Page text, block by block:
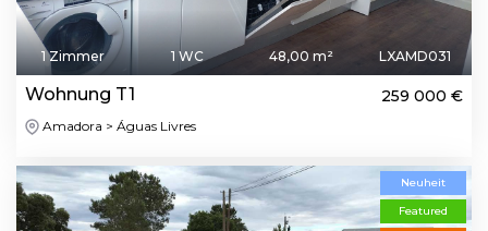
1 Zimmer 1 WC 48,00 m² LXAMD031
Wohnung T1 259 000 €
Amadora > Águas Livres
Neuheit
Featured